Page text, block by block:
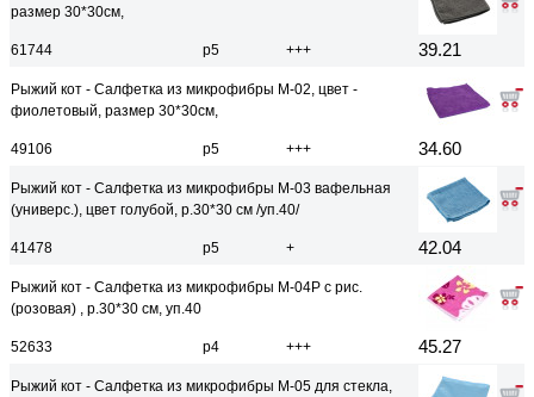
размер 30*30см,
61744 р5 +++ 39.21
Рыжий кот - Салфетка из микрофибры M-02, цвет -
фиолетовый, размер 30*30см,
49106 р5 +++ 34.60
Рыжий кот - Салфетка из микрофибры M-03 вафельная
(универс.), цвет голубой, р.30*30 см /уп.40/
41478 р5 + 42.04
Рыжий кот - Салфетка из микрофибры M-04P с рис.
(розовая) , р.30*30 см, уп.40
52633 р4 +++ 45.27
Рыжий кот - Салфетка из микрофибры M-05 для стекла,